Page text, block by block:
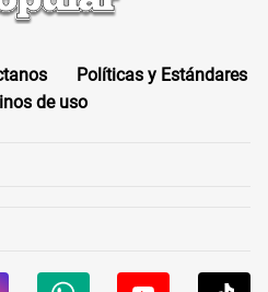
Políticas y Estándares
de uso